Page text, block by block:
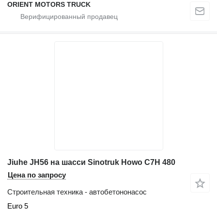
ORIENT MOTORS TRUCK
Jiuhe JH56 на шасси Sinotruk Howo C7H 480
Цена по запросу
Строительная техника - автобетононасос
Euro 5